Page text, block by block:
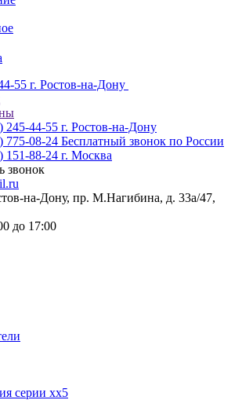
55 г. Ростов-на-Дону
245-44-55 г. Ростов-на-Дону
775-08-24 Бесплатный звонок по России
151-88-24 г. Москва
звонок
на-Дону, пр. М.Нагибина, д. 33а/47,
до 17:00
серии хх5